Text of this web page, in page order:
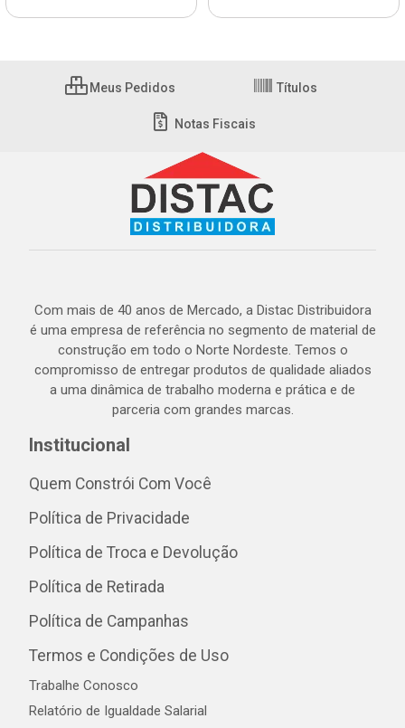
Meus Pedidos Títulos
Notas Fiscais
Com mais de 40 anos de Mercado, a Distac Distribuidora
é uma empresa de referência no segmento de material de
construção em todo o Norte Nordeste. Temos o
compromisso de entregar produtos de qualidade aliados
a uma dinâmica de trabalho moderna e prática e de
parceria com grandes marcas.
Institucional
Quem Constrói Com Você
Política de Privacidade
Política de Troca e Devolução
Política de Retirada
Política de Campanhas
Termos e Condições de Uso
Trabalhe Conosco
Relatório de Igualdade Salarial